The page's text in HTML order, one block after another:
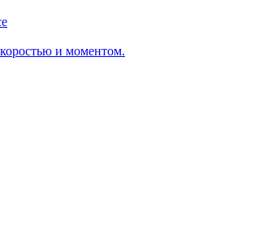
и моментом.